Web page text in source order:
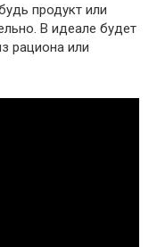
продукт или
В идеале будет
рациона или